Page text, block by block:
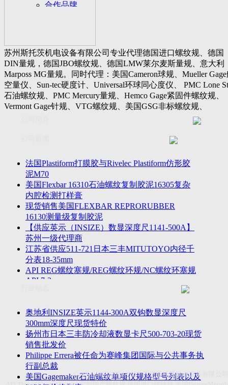
合作品牌
公司新闻
行业动态
设备展厅
资料下载
视频下载
资料下载
软件下载
苏州斯托茨机电设备有限公司专业代理德国进口螺纹规、德国
DIN量规，德国JBO螺纹规、德国LMW莱尔麦斯量规、意大利
Marposs MG量规。同时代理：美国Cameron球规、Mueller
空量仪、Sun-tec硬度计、Universal环球同心度仪、 PMC Lone
石油螺纹规、PMC Mercury量规、Hemco Gage紧固件螺纹规、
Vermont Gage针规、VTG螺纹规、美国GSG非标螺纹规、
Threadcheck航空螺纹规、 Westport医疗螺纹规、英国
惠氏螺纹规、Tru-thread石油螺纹规、美国Gagemaker单项仪，
士TESA测高仪、德国Mahr马尔粗糙度仪、数显深度尺、东精
影像仪、英国Zodiac gauge、英国Original Gauge螺纹规等。
法国Plastiform打膜胶与Rivelec Plastiform仿形胶
泥M70
美国Flexbar 16310石油螺纹复制胶泥16305复杂
内腔检测打样膏
现货销售美国FLEXBAR REPRORUBBER
16130测量级复制胶泥
【供应英示（INSIZE）数显深度尺1141-500A】
苏州一级代理商
江苏省供应511-721日本三丰MITUTOYO内径千
分表18-35mm
API REG螺纹塞规/REG螺纹环规/NC螺纹环塞规
API 7-2
苏州市万濠卧式投影仪CPJ-3020W/CPJ-4025W代
美国B2段差尺/间隙段差尺GAPSG/NMSG/GRIP-
004/CFM-095代理商
2023年美国Universal Punch圆度仪价格表，国产
定制跳动量仪
波音一季度营收增近三成超预期，近五年季度交
付数量首超空客
奥地利INSIZE英示1144-300A双钩数显深度尺
300mm深度尺现货特价
扬州市日本三丰防冷却液数显卡尺500-703-20现货
销售批发价
Philippe Errera被任命为赛峰集团国际与公共事务执
行副总裁
美国Gagemaker石油螺纹单项仪规格型号列表以及
Copyright(C)2026-2027苏州斯托茨机电设备有限公司